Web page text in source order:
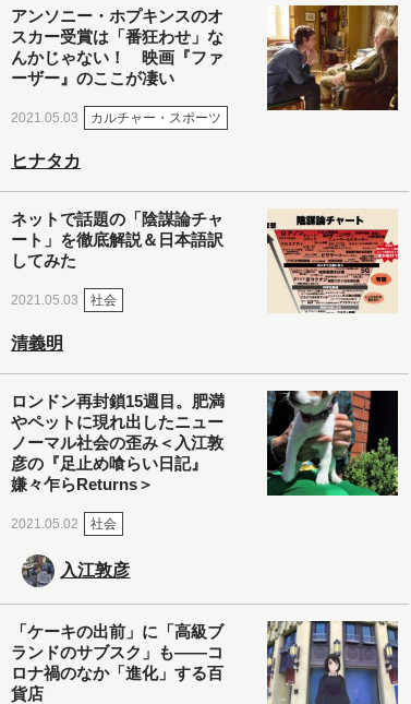
アンソニー・ホプキンスのオ
スカー受賞は「番狂わせ」な
んかじゃない！ 映画『ファ
ーザー』のここが凄い
2021.05.03 カルチャー・スポーツ
ヒナタカ
ネットで話題の「陰謀論チャ
ート」を徹底解説＆日本語訳
してみた
2021.05.03 社会
清義明
ロンドン再封鎖15週目。肥満
やペットに現れ出したニュー
ノーマル社会の歪み＜入江敦
彦の『足止め喰らい日記』
嫌々乍らReturns＞
2021.05.02 社会
入江敦彦
「ケーキの出前」に「高級ブ
ランドのサブスク」も――コ
ロナ禍のなか「進化」する百
貨店